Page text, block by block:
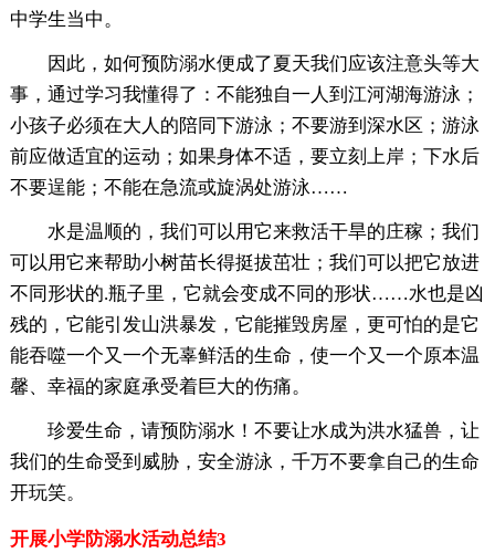
中学生当中。
因此，如何预防溺水便成了夏天我们应该注意头等大
事，通过学习我懂得了：不能独自一人到江河湖海游泳；
小孩子必须在大人的陪同下游泳；不要游到深水区；游泳
前应做适宜的运动；如果身体不适，要立刻上岸；下水后
不要逞能；不能在急流或旋涡处游泳……
水是温顺的，我们可以用它来救活干旱的庄稼；我们
可以用它来帮助小树苗长得挺拔茁壮；我们可以把它放进
不同形状的.瓶子里，它就会变成不同的形状……水也是凶
残的，它能引发山洪暴发，它能摧毁房屋，更可怕的是它
能吞噬一个又一个无辜鲜活的生命，使一个又一个原本温
馨、幸福的家庭承受着巨大的伤痛。
珍爱生命，请预防溺水！不要让水成为洪水猛兽，让
我们的生命受到威胁，安全游泳，千万不要拿自己的生命
开玩笑。
开展小学防溺水活动总结3